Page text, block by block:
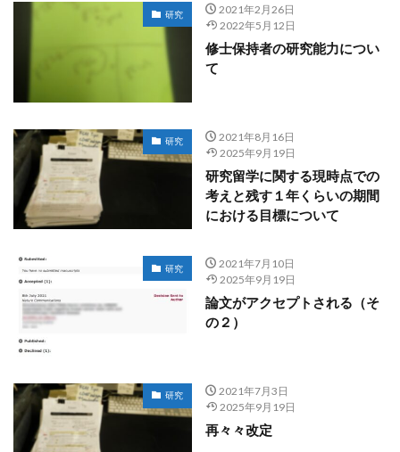
研究
2021年2月26日
2022年5月12日
修士保持者の研究能力につい
て
研究
2021年8月16日
2025年9月19日
研究留学に関する現時点での
考えと残す１年くらいの期間
における目標について
研究
2021年7月10日
2025年9月19日
論文がアクセプトされる（そ
の２）
研究
2021年7月3日
2025年9月19日
再々々改定